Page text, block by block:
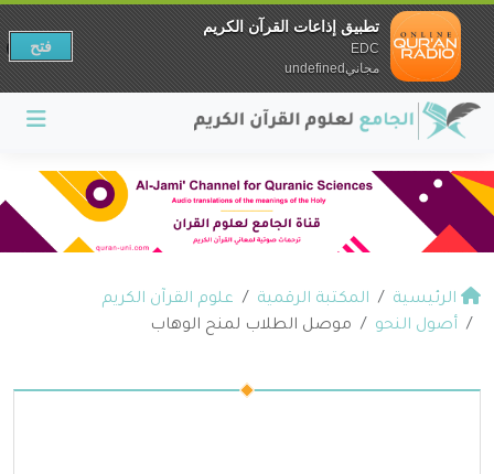
الرئيسية المكتبة الرقمية
علوم القرآن الكريم
أصول النحو
موصل الطلاب لمنح الوهاب
تطبيق إذاعات القرآن الكريم
EDC
مجانيundefined
فتح